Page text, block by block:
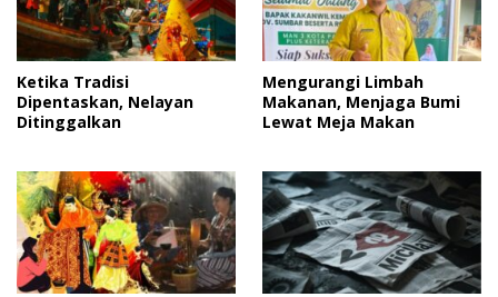
Ketika Tradisi
Dipentaskan, Nelayan
Ditinggalkan
Mengurangi Limbah
Makanan, Menjaga Bumi
Lewat Meja Makan